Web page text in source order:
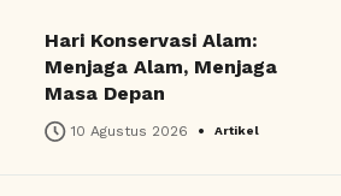
Hari Konservasi Alam:
Menjaga Alam, Menjaga
Masa Depan
10 Agustus 2026 • Artikel